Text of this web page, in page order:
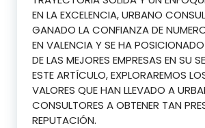
EN LA EXCELENCIA, URBANO
GANADO LA CONFIANZA DE
EN VALENCIA Y SE HA
DE LAS MEJORES EMPRESAS EN SU
ESTE ARTÍCULO, EXPLORAREMOS
VALORES QUE HAN LLEVADO A
CONSULTORES A OBTENER TAN
REPUTACIÓN.